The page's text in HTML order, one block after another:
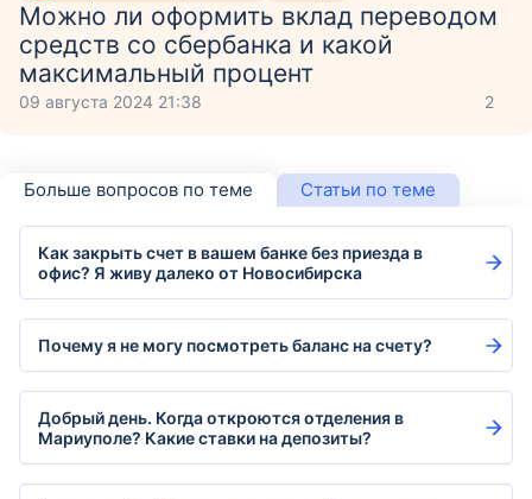
Можно ли оформить вклад переводом
средств со сбербанка и какой
максимальный процент
09 августа 2024 21:38 2
Больше вопросов по теме Статьи по теме
Как закрыть счет в вашем банке без приезда в
офис? Я живу далеко от Новосибирска
Почему я не могу посмотреть баланс на счету?
Добрый день. Когда откроются отделения в
Мариуполе? Какие ставки на депозиты?